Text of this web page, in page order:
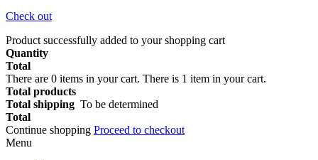
Check out
Product successfully added to your shopping cart
Quantity
Total
There are 0 items in your cart. There is 1 item in your cart.
Total products
Total shipping To be determined
Total
Continue shopping Proceed to checkout
Menu